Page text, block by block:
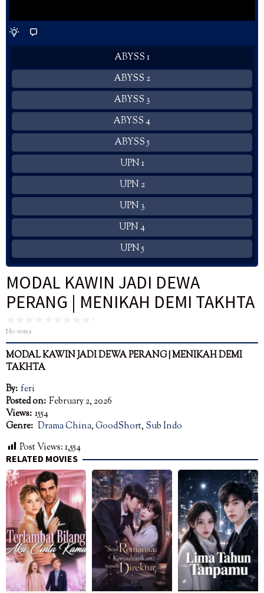
ABYSS 1
ABYSS 2
ABYSS 3
ABYSS 4
ABYSS 5
UPN 1
UPN 2
UPN 3
UPN 4
UPN 5
MODAL KAWIN JADI DEWA
PERANG | MENIKAH DEMI TAKHTA
No votes
MODAL KAWIN JADI DEWA PERANG | MENIKAH DEMI
TAKHTA
By: feri
Posted on: February 2, 2026
Views: 1554
Genre: Drama China,GoodShort, Sub Indo
Post Views:1,554
RELATED MOVIES